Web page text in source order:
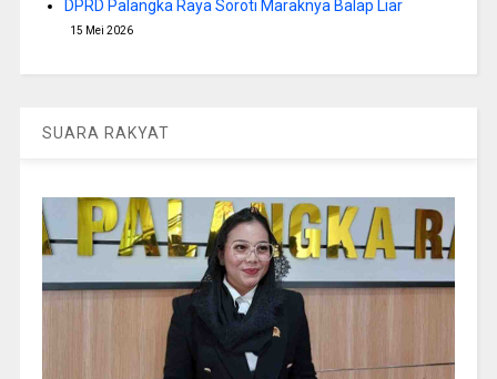
DPRD Palangka Raya Soroti Maraknya Balap Liar
15 Mei 2026
SUARA RAKYAT